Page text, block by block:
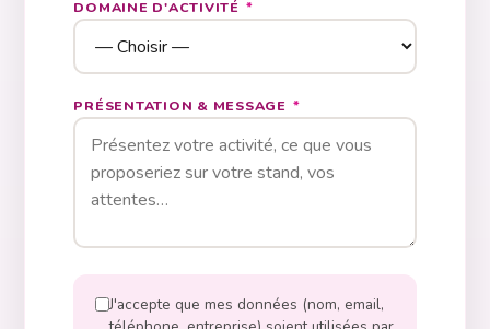
DOMAINE D'ACTIVITÉ *
PRÉSENTATION & MESSAGE *
J'accepte que mes données (nom, email,